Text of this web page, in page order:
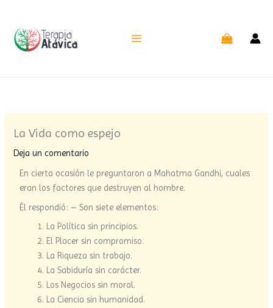
contenido
La Vida como espejo
Deja un comentario
En cierta ocasión le preguntaron a Mahatma Gandhi, cuales
eran los factores que destruyen al hombre.
Él respondió: – Son siete elementos:
La Política sin principios.
El Placer sin compromiso.
La Riqueza sin trabajo.
La Sabiduría sin carácter.
Los Negocios sin moral.
La Ciencia sin humanidad.